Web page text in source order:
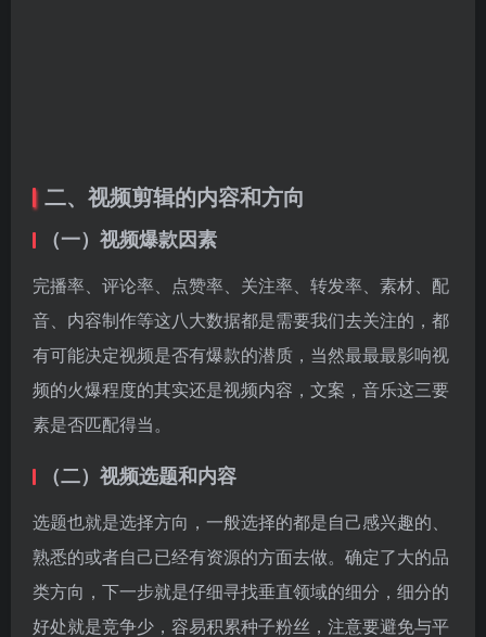
素是否匹配得当。
（二）视频选题和内容
选题也就是选择方向，一般选择的都是自己感兴趣的、
熟悉的或者自己已经有资源的方面去做。确定了大的品
类方向，下一步就是仔细寻找垂直领域的细分，细分的
好处就是竞争少，容易积累种子粉丝，注意要避免与平
台规则相违背或者极其小众化的内容选题，这样的选题
在涨粉方面非常非常困难。大的品类比方说是宠物，虽
非常高，所以关于品类的选择需要根据自身资源配置来
决定确定自己要做的账号大类和细分小类
只有清晰的人设，才会吸引用户的注意力。通过人设用